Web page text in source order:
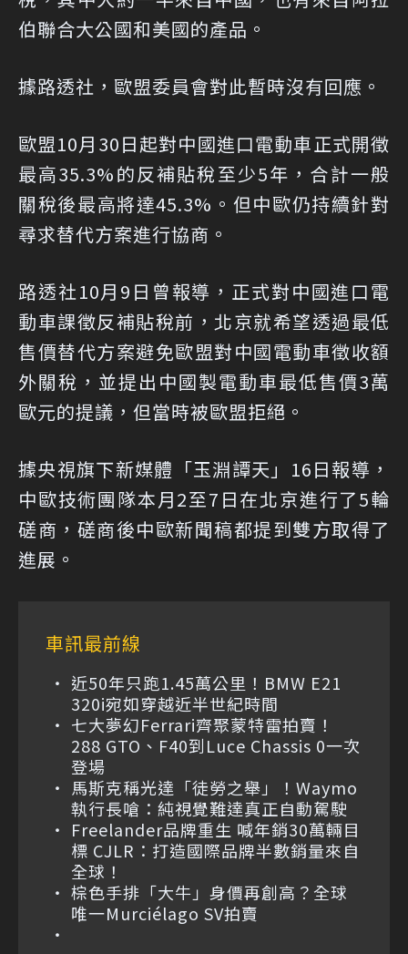
伯聯合大公國和美國的產品。
據路透社，歐盟委員會對此暫時沒有回應。
歐盟10月30日起對中國進口電動車正式開徵
最高35.3%的反補貼稅至少5年，合計一般
關稅後最高將達45.3%。但中歐仍持續針對
尋求替代方案進行協商。
路透社10月9日曾報導，正式對中國進口電
動車課徵反補貼稅前，北京就希望透過最低
售價替代方案避免歐盟對中國電動車徵收額
外關稅，並提出中國製電動車最低售價3萬
歐元的提議，但當時被歐盟拒絕。
據央視旗下新媒體「玉淵譚天」16日報導，
中歐技術團隊本月2至7日在北京進行了5輪
磋商，磋商後中歐新聞稿都提到雙方取得了
進展。
車訊最前線
近50年只跑1.45萬公里！BMW E21
320i宛如穿越近半世紀時間
七大夢幻Ferrari齊聚蒙特雷拍賣！
288 GTO、F40到Luce Chassis 0一次
登場
馬斯克稱光達「徒勞之舉」！Waymo
執行長嗆：純視覺難達真正自動駕駛
Freelander品牌重生 喊年銷30萬輛目
標 CJLR：打造國際品牌半數銷量來自
全球！
棕色手排「大牛」身價再創高？全球
唯一Murciélago SV拍賣